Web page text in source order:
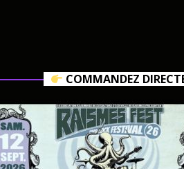
COMMANDEZ